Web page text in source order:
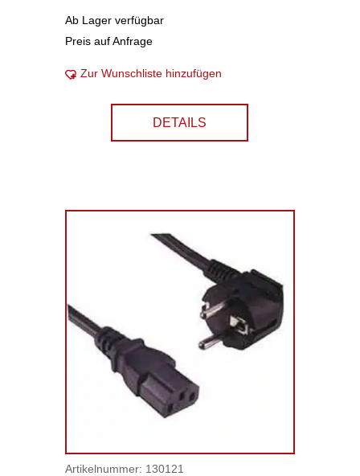
Ab Lager verfügbar
Preis auf Anfrage
Zur Wunschliste hinzufügen
DETAILS
Artikelnummer: 130121